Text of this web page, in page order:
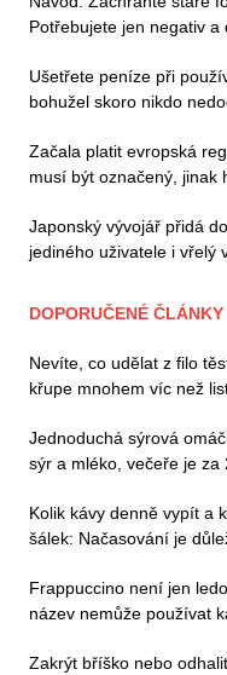
Potřebujete jen negativ a
Ušetřete peníze při
bohužel skoro nikdo
Začala platit evropská
musí být označený, jinak
Japonský vývojář přidá
jediného uživatele i vřelý
DOPORUČENÉ ČLÁNKY
Nevíte, co udělat z filo
křupe mnohem víc než
Jednoduchá sýrová
sýr a mléko, večeře je za
Kolik kávy denně vypít a
šálek: Načasování je
Frappuccino není jen
název nemůže používat
Zakrýt bříško nebo